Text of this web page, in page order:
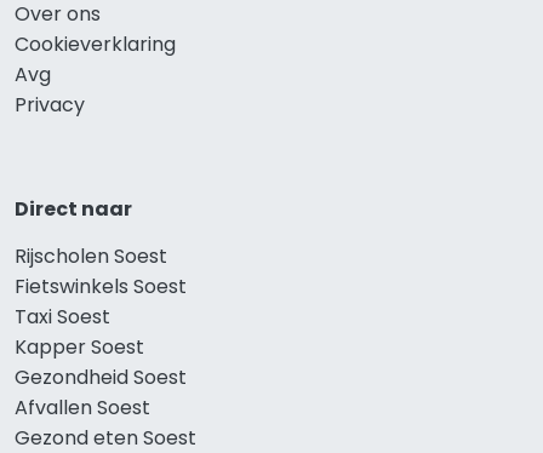
Over ons
Cookieverklaring
Avg
Privacy
Direct naar
Rijscholen Soest
Fietswinkels Soest
Taxi Soest
Kapper Soest
Gezondheid Soest
Afvallen Soest
Gezond eten Soest